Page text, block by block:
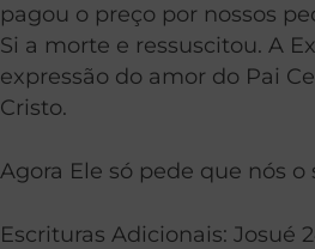
pagou o preço por nossos
Si a morte e ressuscitou. A
expressão do amor do Pai
Cristo.
Agora Ele só pede que nós o
Escrituras Adicionais: Josué